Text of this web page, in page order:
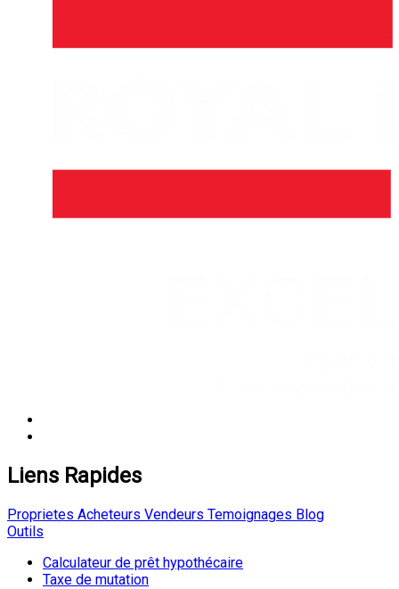
Liens Rapides
Proprietes Acheteurs Vendeurs Temoignages Blog
Outils
Calculateur de prêt hypothécaire
Taxe de mutation